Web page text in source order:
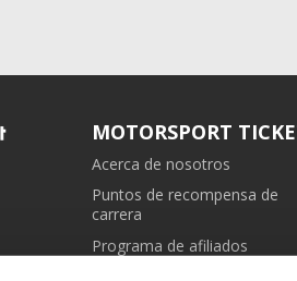
MOTORSPORT
Acerca de nosotros
Puntos de recompensa de
carrera
Programa de afiliados